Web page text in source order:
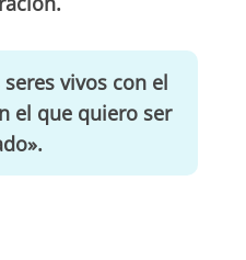
vivos con el
el que quiero ser